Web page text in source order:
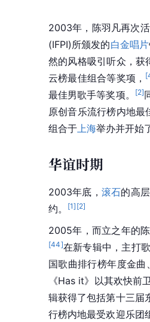
2003年，陈羽凡再次
(IFPI)所颁发的白金唱片
然的风格吸引听众，获
云榜最佳组合等奖项， [
最佳男歌手等奖项。 [2]
原创音乐流行榜内地
组合于 上海举办并开始
华谊时期
2003年底， 滚石的高层
约。
[1] [2]
2005年，而立之年的
[44]在新专辑中，主打
国歌曲排行榜年度金
《Has it》以其欢快前
辑获得了包括第十三届
行榜内地最受欢迎乐团